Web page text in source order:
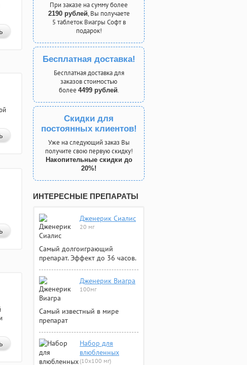
При заказе на сумму более
2190 рублей, Вы получаете
5 таблеток Виагры Софт в
подарок!
Бесплатная доставка!
Бесплатная доставка для
заказов стоимостью
более 4499 рублей.
Скидки для
постоянных клиентов!
Уже на следующий заказ Вы
получите свою первую скидку!
Накопительные скидки до
20%!
ИНТЕРЕСНЫЕ ПРЕПАРАТЫ
Дженерик Сиалис
20 мг
Самый долгоиграющий
препарат. Эффект до 36 часов.
Дженерик Виагра
100мг
Самый известный в мире
препарат
Набор для
влюбленных
(10х100 мг)